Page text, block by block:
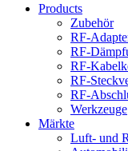
Products
Zubehör
RF-
RF-
RF-
RF-
RF-
Werkzeuge
Märkte
Luft- und